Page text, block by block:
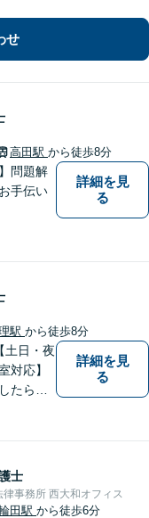
鑑定士など」相続に関
的に解決へ導きます
せ
高田駅 から徒歩8分
問題解
手伝い
詳細を見
る
駅 から徒歩8分
土日・夜
対応】
たらお
ご相談
第一歩
詳細を見
る
士
事務所 西大和オフィス
田駅 から徒歩6分